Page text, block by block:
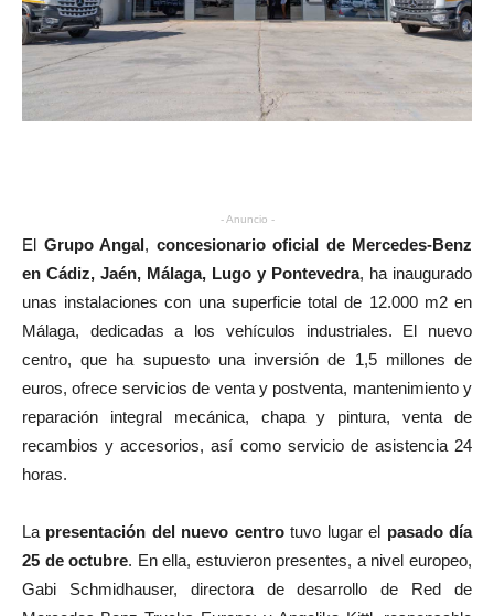
- Anuncio -
El Grupo Angal , concesionario oficial de Mercedes-Benz
en Cádiz, Jaén, Málaga, Lugo y Pontevedra, ha inaugurado
unas instalaciones con una superficie total de 12.000 m2 en
Málaga, dedicadas a los vehículos industriales. El nuevo
centro, que ha supuesto una inversión de 1,5 millones de
euros, ofrece servicios de venta y postventa, mantenimiento y
reparación integral mecánica, chapa y pintura, venta de
recambios y accesorios, así como servicio de asistencia 24
horas.
La presentación del nuevo centrotuvo lugar el pasado día
25 de octubre. En ella, estuvieron presentes, a nivel europeo,
Gabi Schmidhauser, directora de desarrollo de Red de